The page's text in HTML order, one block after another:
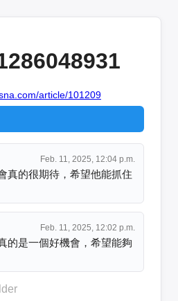
article/101209
Feb. 11, 2025, 12:04 p.m.
真的很期待，希望他能抓住
Feb. 11, 2025, 12:02 p.m.
的是一個好機會，希望能夠